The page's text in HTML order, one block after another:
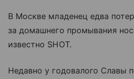
В Москве младенец едва
за домашнего промывания
известно SHOT.
Недавно у годовалого Славы